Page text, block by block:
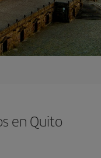
en Quito